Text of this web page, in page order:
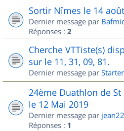
Sortir Nîmes le 14 août
Dernier message par
Réponses : 2
Cherche VTTiste(s)
sur le 11, 31, 09, 81.
Dernier message par
24ème Duathlon de
le 12 Mai 2019
Dernier message par
Réponses : 1